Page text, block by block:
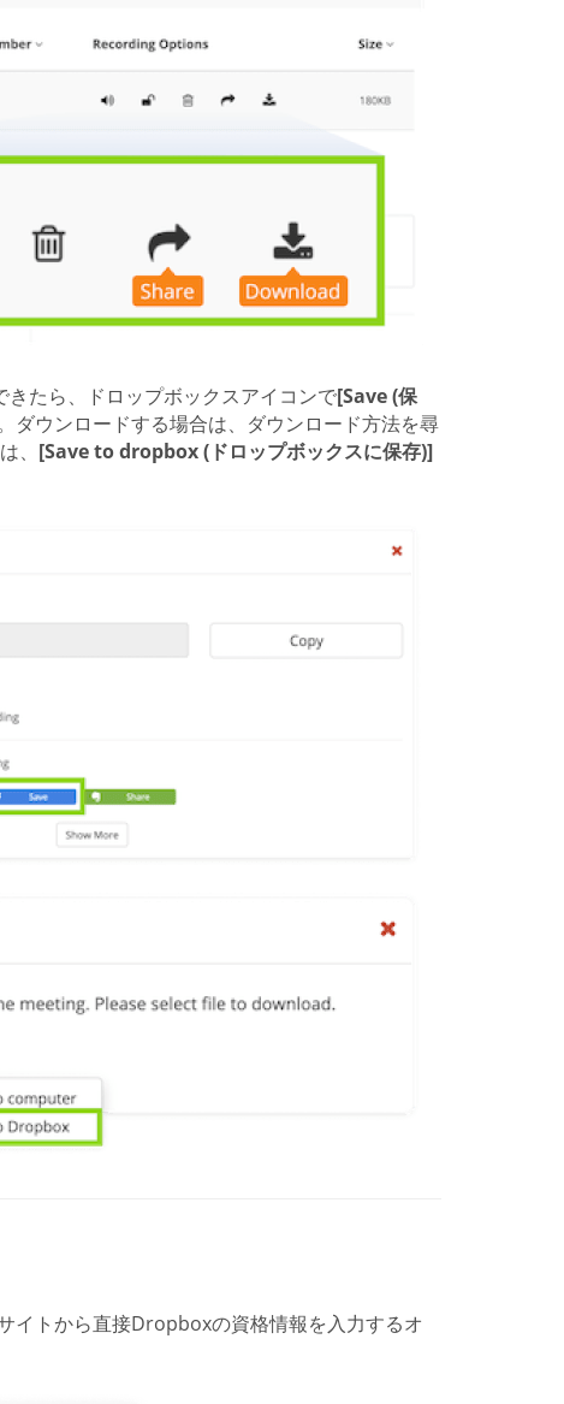
たら、ドロップボックスアイコンで[Save (保
ウンロードする場合は、ダウンロード方法を尋
、 [Save to dropbox (ドロップボックスに保存)]
イトから直接Dropboxの資格情報を入力するオ